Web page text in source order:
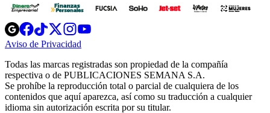
Opens
in
new
Opens
in
new
Opens
in
new
window
Opens
new
windowwindow
Aviso de Privacidad
new
window
Todas las marcas registradas son propiedad de la compañía
respectiva o de PUBLICACIONES SEMANA S.A.
Se prohíbe la reproducción total o parcial de cualquiera de los
contenidos que aquí aparezca, así como su traducción a cualquier
idioma sin autorización escrita por su titular.